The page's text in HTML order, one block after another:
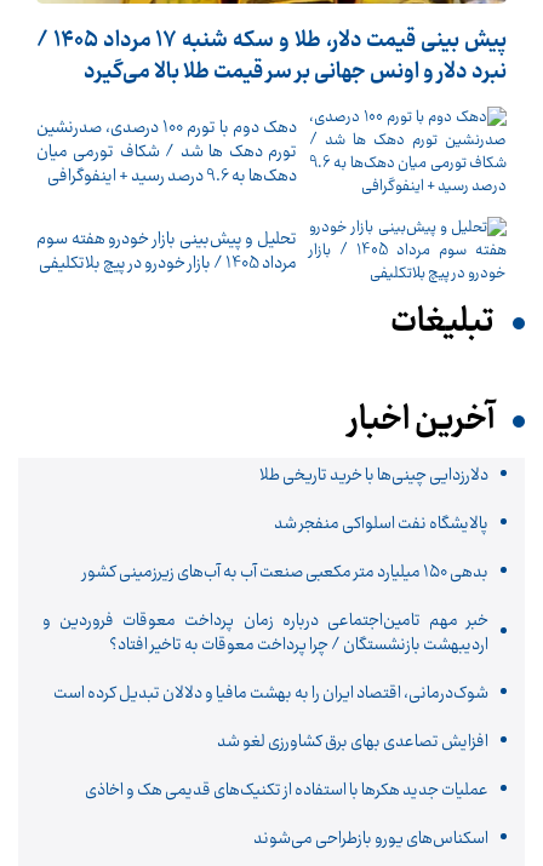
پیش ‌بینی قیمت دلار، طلا و سکه شنبه ۱۷ مرداد ۱۴۰۵ /
نبرد دلار و اونس جهانی بر سر قیمت طلا بالا می‌گیرد
دهک دوم با تورم 100 درصدی، صدرنشین
تورم دهک ها شد / شکاف تورمی میان
دهک‌ها به 9.6 درصد رسید + اینفوگرافی
تحلیل و پیش‌بینی بازار خودرو هفته سوم
مرداد 1405 / بازار خودرو در پیچ بلاتکلیفی
تبلیغات
آخرین اخبار
دلارزدایی چینی‌ها با خرید تاریخی طلا
پالایشگاه نفت اسلواکی منفجر شد
بدهی ۱۵۰ میلیارد متر مکعبی صنعت آب به آب‌های زیرزمینی کشور
خبر مهم تامین‌اجتماعی درباره زمان پرداخت معوقات فروردین و
اردیبهشت بازنشستگان / چرا پرداخت معوقات به تاخیر افتاد؟
شوک‌درمانی، اقتصاد ایران را به بهشت مافیا و دلالان تبدیل کرده است
افزایش تصاعدی بهای برق کشاورزی لغو شد
عملیات جدید هکرها با استفاده از تکنیک‌های قدیمی هک و اخاذی
اسکناس‌های یورو بازطراحی می‌شوند